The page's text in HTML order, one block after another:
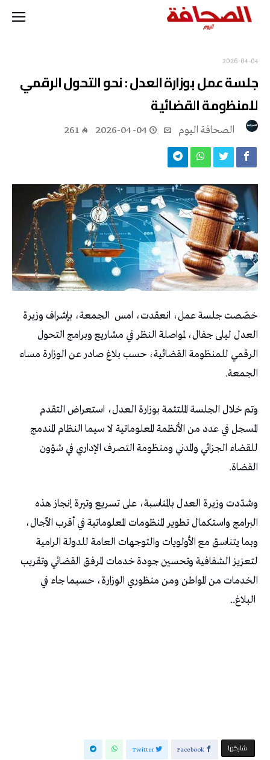
2026-04-04
جلسة عمل بوزارة العدل : نحو التحول الرقمي
للمنظومة القضائية
2026-04-04
261
خصّصت جلسة عمل، انعقدت، امس الجمعة، بإشراف وزيرة
العدل ليلى جفال، لمواصلة النظر في مشاريع وبرامج التحول
الرقمي للمنظومة القضائية، حسب بلاغ صادر عن الوزارة مساء
الجمعة.
وتم خلال الجلسة الملتئمة بوزارة العدل، استعراض التقدم
المسجل في عدد من الأنظمة المعلوماتية لا سيما النظام المندمج
للقضاء الجزائي والمدني ومنظومة التصرف الإداري في شؤون
القضاة.
وشدّدت وزيرة العدل بالمناسبة، على تسريع وتيرة إنجاز هذه
البرامج واستكمال تطوير المنظومات المعلوماتية في أقرب الآجال،
وبما يتناسق مع الأولويات والتوجهات العامة للدولة الرامية
لتعزيز الشفافية وتحسين جودة خدمات المرفق القضائي وتقريب
الخدمات من المواطن ومن منظوري الوزارة، حسبما جاء في
البلاغ..
‫‫ شاركها‬ Facebook
Twitter